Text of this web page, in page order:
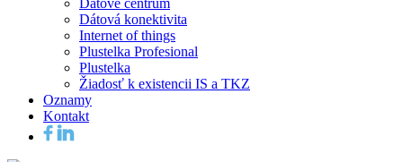
Dátové centrum
Dátová konektivita
Internet of things
Plustelka Profesional
Plustelka
Žiadosť k existencii IS a TKZ
Oznamy
Kontakt